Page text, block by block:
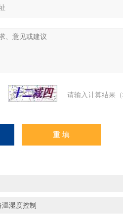
请输入计算结果
湿度控制